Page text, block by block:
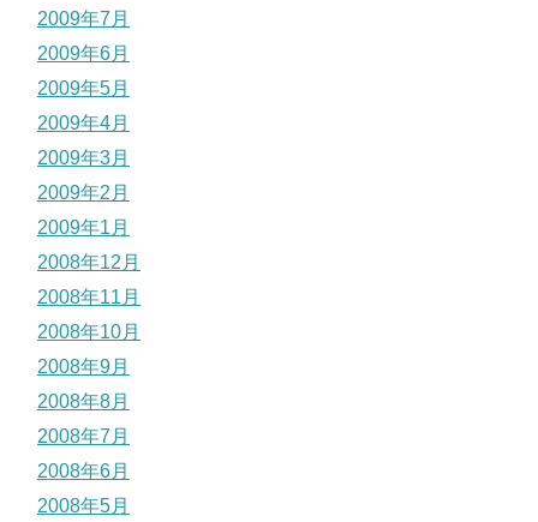
2009年7月
2009年6月
2009年5月
2009年4月
2009年3月
2009年2月
2009年1月
2008年12月
2008年11月
2008年10月
2008年9月
2008年8月
2008年7月
2008年6月
2008年5月